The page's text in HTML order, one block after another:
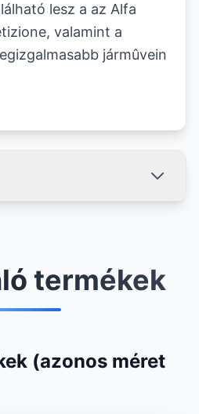
lesz a az Alfa
valamint a
jármûvein
termékek
(azonos méret